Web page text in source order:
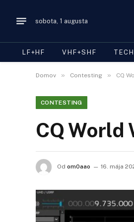
sobota, 1 augusta
LF+HF VHF+SHF
Domov » Contesting » CQ
CONTESTING
CQ World
Od om0aao 16. mája